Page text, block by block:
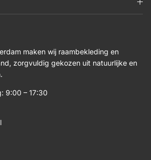
maken wij raambekleding en
zorgvuldig gekozen uit natuurlijke en
9:00 – 17:30